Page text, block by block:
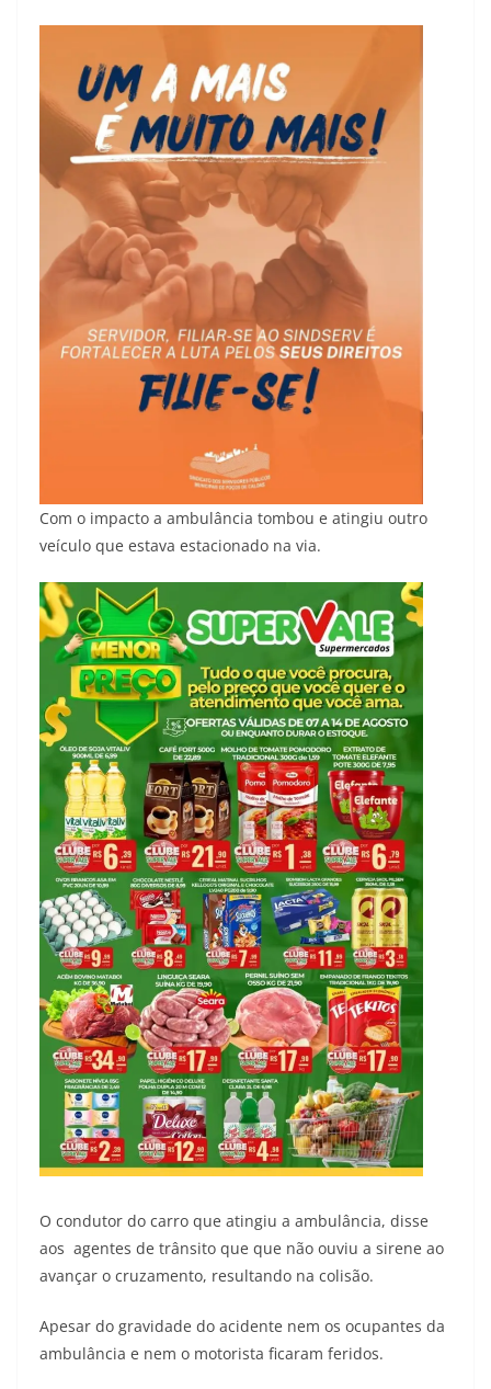
Com o impacto a ambulância tombou e atingiu outro
veículo que estava estacionado na via.
O condutor do carro que atingiu a ambulância, disse
aos agentes de trânsito que que não ouviu a sirene ao
avançar o cruzamento, resultando na colisão.
Apesar do gravidade do acidente nem os ocupantes da
ambulância e nem o motorista ficaram feridos.